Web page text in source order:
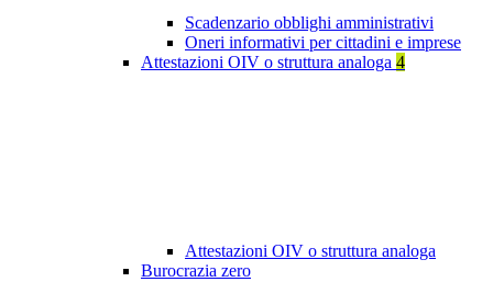
Scadenzario obblighi amministrativi
Oneri informativi per cittadini e imprese
Attestazioni OIV o struttura analoga 4
Attestazioni OIV o struttura analoga
Burocrazia zero